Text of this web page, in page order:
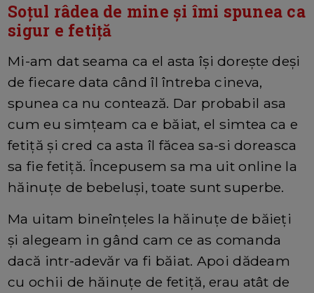
Soțul râdea de mine și îmi spunea ca
sigur e fetiță
Mi-am dat seama ca el asta își dorește deși
de fiecare data când îl întreba cineva,
spunea ca nu contează. Dar probabil asa
cum eu simțeam ca e băiat, el simtea ca e
fetiță și cred ca asta îl făcea sa-si doreasca
sa fie fetiță. Începusem sa ma uit online la
hăinuțe de bebeluși, toate sunt superbe.
Ma uitam bineînțeles la hăinuțe de băieți
și alegeam in gând cam ce as comanda
dacă intr-adevăr va fi băiat. Apoi dădeam
cu ochii de hăinuțe de fetiță, erau atât de